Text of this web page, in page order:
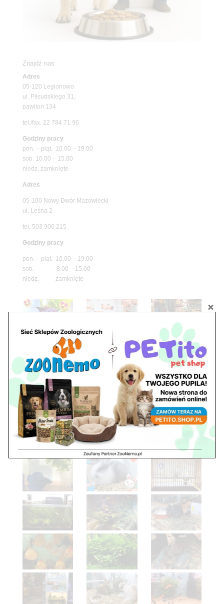
Znajdź nas
Adres
05-120 Legionowo
ul. Piłsudskiego 31,
pawilon 134
tel./fax. 22 784 71 96
Godziny pracy
pon. – piąt. 10.00 – 19.00
sob. 10.00 – 15.00
niedz. zamknięte
Adres
05-100 Nowy Dwór Mazowiecki
ul. Leśna 2
tel. 503 900 215
Godziny pracy
pon. – piąt. 10.00 – 19.00
sob. 8.00 – 15.00
niedz. zamknięte